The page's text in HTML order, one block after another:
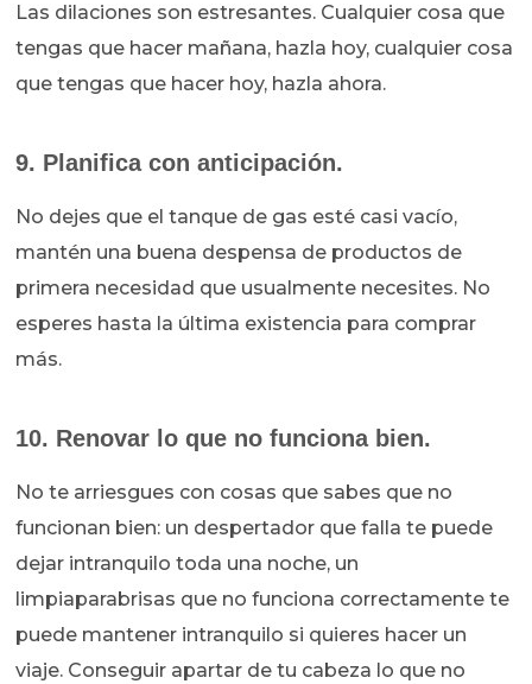
Las dilaciones son estresantes. Cualquier cosa que
tengas que hacer mañana, hazla hoy, cualquier cosa
que tengas que hacer hoy, hazla ahora.
9. Planifica con anticipación.
No dejes que el tanque de gas esté casi vacío,
mantén una buena despensa de productos de
primera necesidad que usualmente necesites. No
esperes hasta la última existencia para comprar
más.
10. Renovar lo que no funciona bien.
No te arriesgues con cosas que sabes que no
funcionan bien: un despertador que falla te puede
dejar intranquilo toda una noche, un
limpiaparabrisas que no funciona correctamente te
puede mantener intranquilo si quieres hacer un
viaje. Conseguir apartar de tu cabeza lo que no